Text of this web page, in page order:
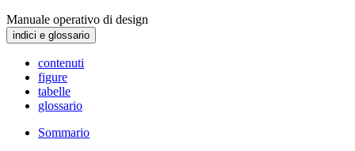
Manuale operativo di design
indici e glossario
contenuti
figure
tabelle
glossario
Sommario